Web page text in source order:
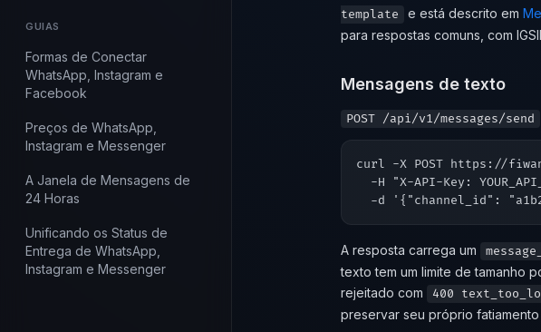
GUIAS
Formas de Conectar
WhatsApp, Instagram e
Facebook
Preços de WhatsApp,
Instagram e Messenger
A Janela de Mensagens de
24 Horas
Unificando os Status de
Entrega de WhatsApp,
Instagram e Messenger
template
e está descrito em
para respostas comuns, com
Mensagens de texto
POST /api/v1/messages/send
curl -X POST https://
-H "X-API-Key:
A resposta carrega um
texto tem um limite de tamanho
rejeitado com
400
preservar seu próprio